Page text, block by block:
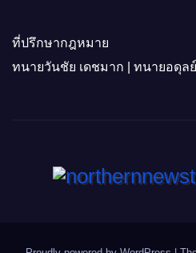
ที่ปรึกษากฎหมาย
ทนายวันชัย เดชมาก | ทนายอดุล